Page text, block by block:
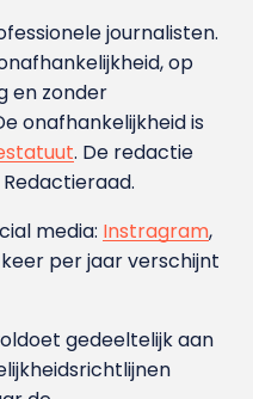
journalisten.
op
en zonder
onafhankelijkheid is
. De redactie
media: Instragram,
keer per jaar verschijnt
gedeeltelijk aan